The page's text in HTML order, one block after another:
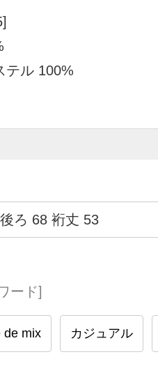
ル 100%
ろ 68 裄丈 53
ード]
de mix カジュアル